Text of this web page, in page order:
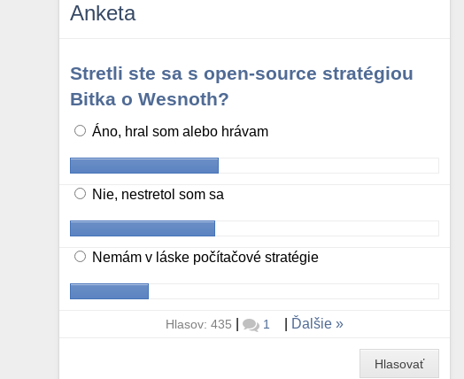
Anketa
Stretli ste sa s open-source stratégiou
Bitka o Wesnoth?
Áno, hral som alebo hrávam
Nie, nestretol som sa
Nemám v láske počítačové stratégie
Hlasov: 435 | 1 Ďalšie
Hlasovať